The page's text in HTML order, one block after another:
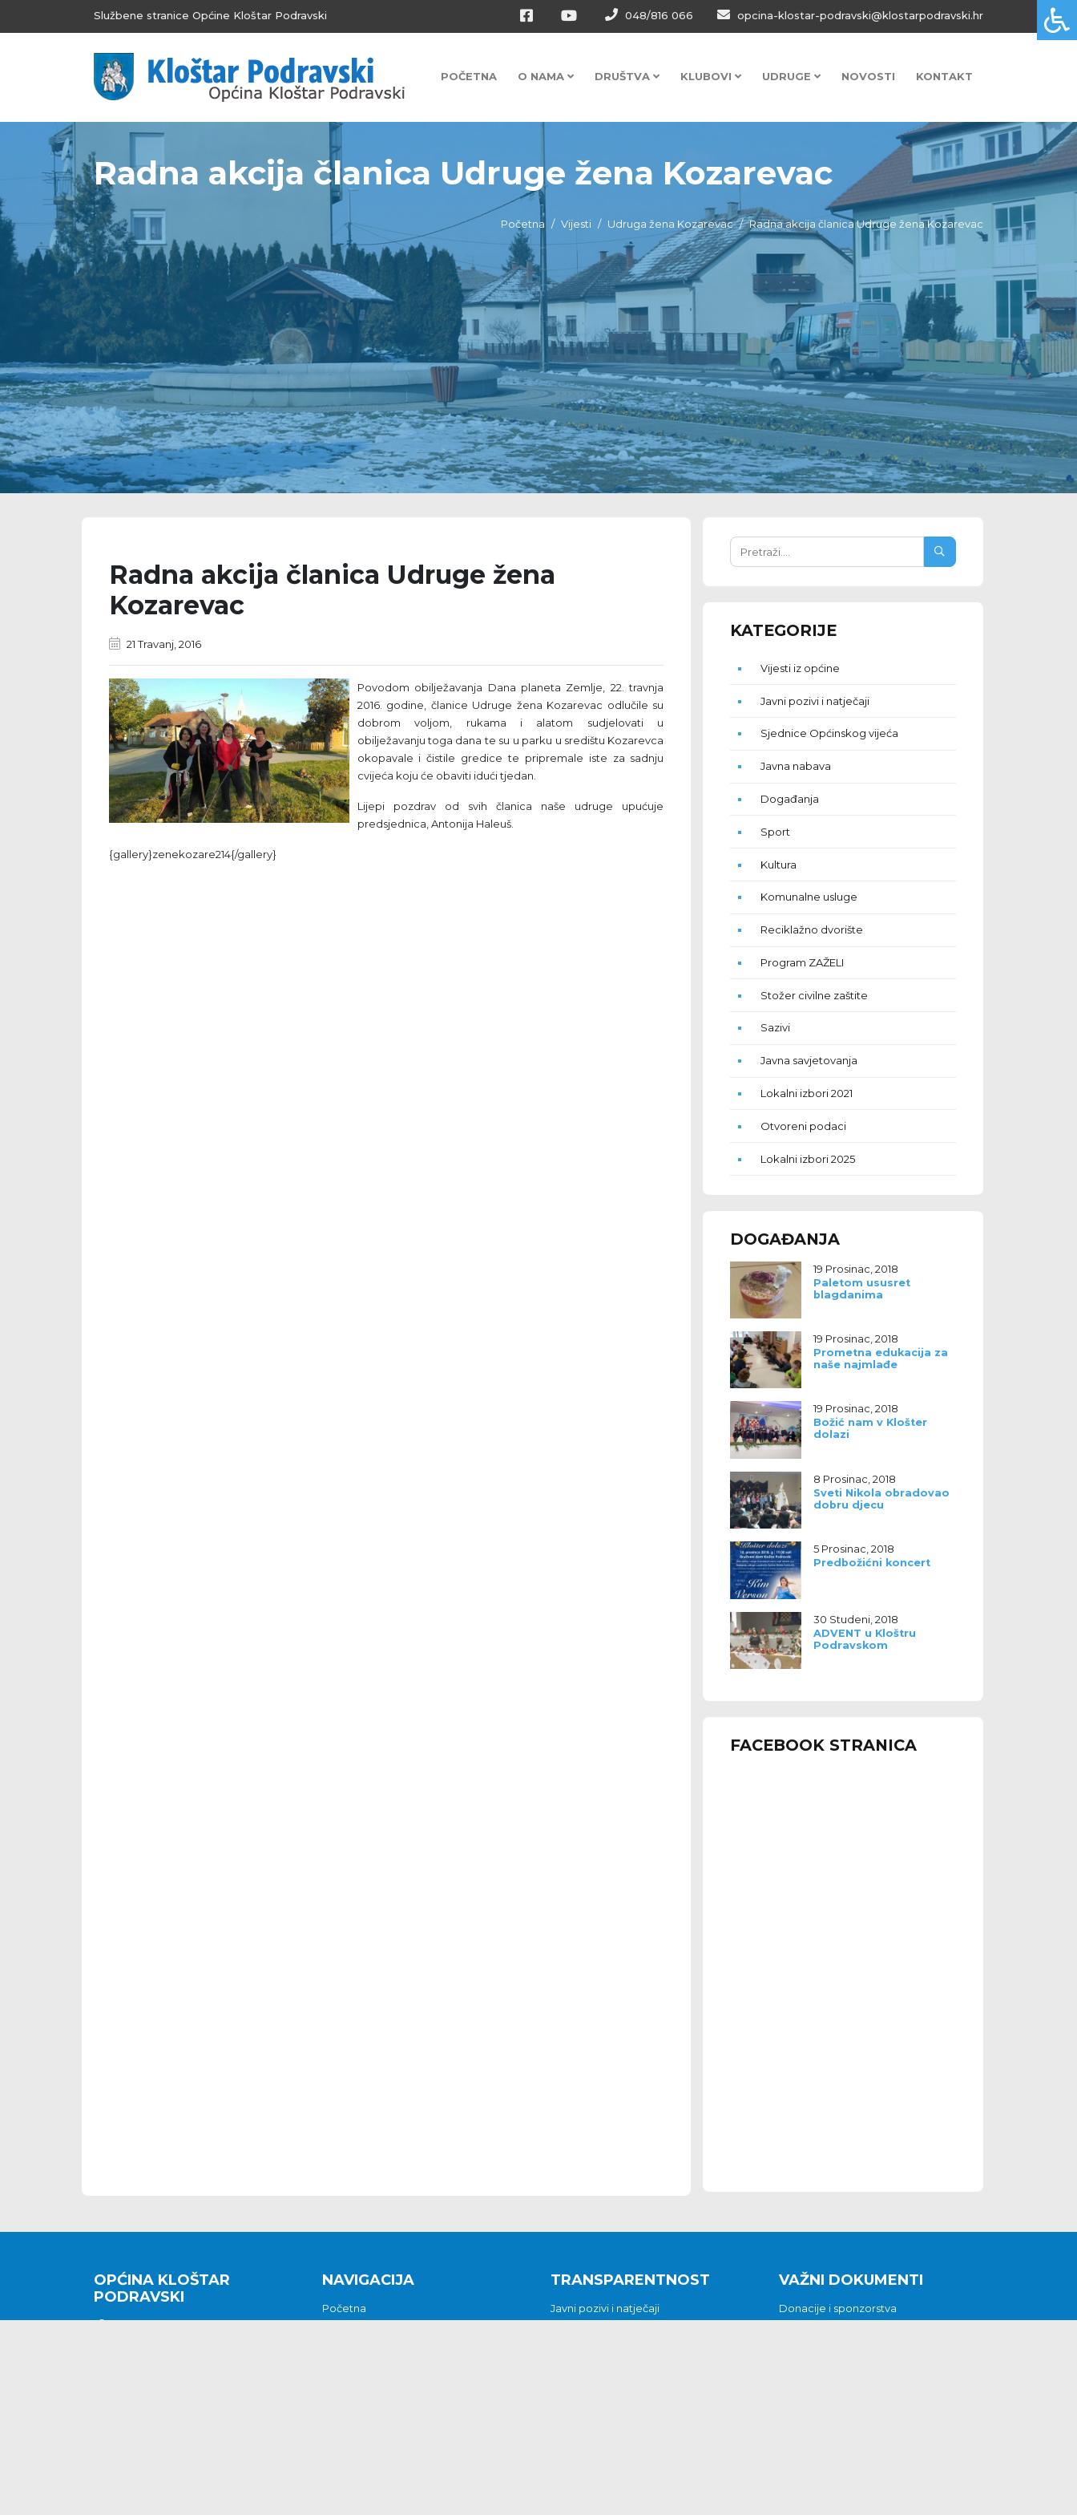
Službene stranice Općine Kloštar Podravski 048/816 066 opcina-klostar-podravski@klostarpodravski.hr
POČETNA O NAMA DRUŠTVA KLUBOVI UDRUGE NOVOSTI KONTAKT
Radna akcija članica Udruge žena Kozarevac
Početna Vijesti Udruga žena Kozarevac Radna akcija članica Udruge žena Kozarevac
Radna akcija članica Udruge žena
Kozarevac
21 Travanj, 2016
Povodom obilježavanja Dana planeta Zemlje, 22. travnja
2016. godine, članice Udruge žena Kozarevac odlučile su
dobrom voljom, rukama i alatom sudjelovati u
obilježavanju toga dana te su u parku u središtu Kozarevca
okopavale i čistile gredice te pripremale iste za sadnju
cvijeća koju će obaviti idući tjedan.
Lijepi pozdrav od svih članica naše udruge upućuje
predsjednica, Antonija Haleuš.
{gallery}zenekozare214{/gallery}
KATEGORIJE
Vijesti iz općine
Javni pozivi i natječaji
Sjednice Općinskog vijeća
Javna nabava
Događanja
Sport
Kultura
Komunalne usluge
Reciklažno dvorište
Program ZAŽELI
Stožer civilne zaštite
Sazivi
Javna savjetovanja
Lokalni izbori 2021
Otvoreni podaci
Lokalni izbori 2025
DOGAĐANJA
19 Prosinac, 2018
Paletom ususret
blagdanima
19 Prosinac, 2018
Prometna edukacija za
naše najmlađe
19 Prosinac, 2018
Božić nam v Klošter
dolazi
8 Prosinac, 2018
Sveti Nikola obradovao
dobru djecu
5 Prosinac, 2018
Predbožićni koncert
30 Studeni, 2018
ADVENT u Kloštru
Podravskom
FACEBOOK STRANICA
OPĆINA KLOŠTAR
PODRAVSKI
NAVIGACIJA
Početna
TRANSPARENTNOST
Javni pozivi i natječaji
VAŽNI DOKUMENTI
Donacije i sponzorstva